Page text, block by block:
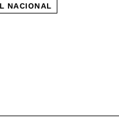
NACIONAL